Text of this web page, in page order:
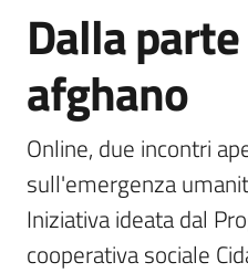
Novità
Servizi
Leggi
Atti
Bandi
Salta al contenuto
Dalla
afghano
Online, due incontri
sull'emergenza
Iniziativa ideata dal
cooperativa sociale